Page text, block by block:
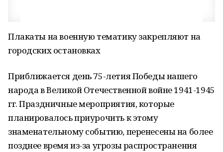
Плакаты на военную тематику закрепляют на
городских остановках
Приближается день 75-летия Победы нашего
народа в Великой Отечественной войне 1941-1945
гг. Праздничные мероприятия, которые
планировалось приурочить к этому
знаменательному событию, перенесены на более
позднее время из-за угрозы распространения